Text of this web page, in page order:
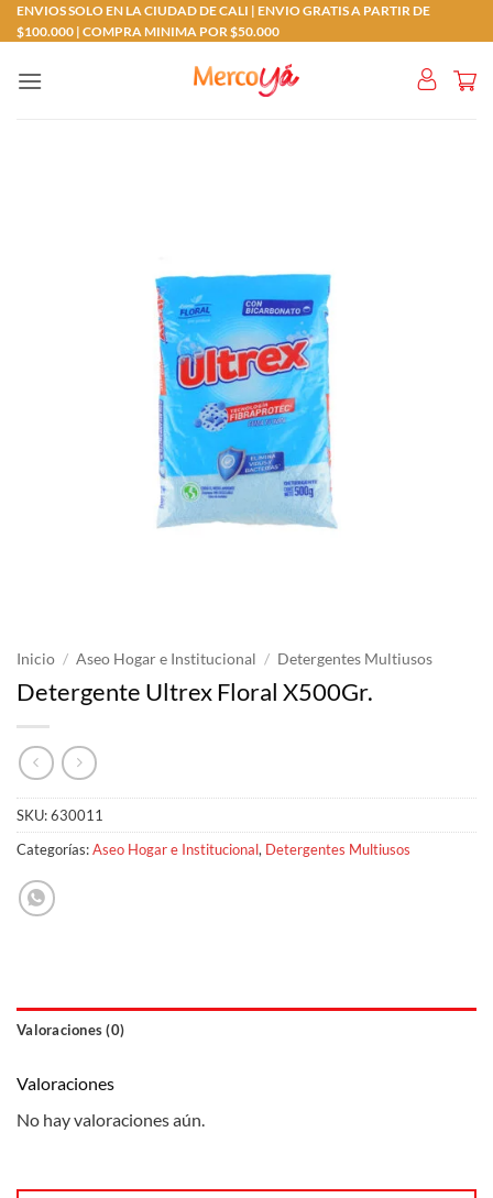
Saltar
al
ENVIOS SOLO EN LA CIUDAD DE CALI | ENVIO GRATIS A PARTIR DE
$100.000 | COMPRA MINIMA POR $50.000
Inicio / Aseo Hogar e Institucional / Detergentes Multiusos
Detergente Ultrex Floral X500Gr.
SKU:630011
Categorías:Aseo Hogar e Institucional, Detergentes Multiusos
Valoraciones (0)
Valoraciones
No hay valoraciones aún.